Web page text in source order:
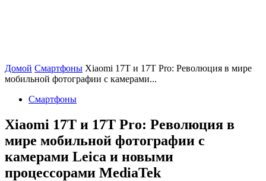
Домой Смартфоны Xiaomi 17T и 17T Pro: Революция в мире
мобильной фотографии с камерами...
Смартфоны
Xiaomi 17T и 17T Pro: Революция в
мире мобильной фотографии с
камерами Leica и новыми
процессорами MediaTek